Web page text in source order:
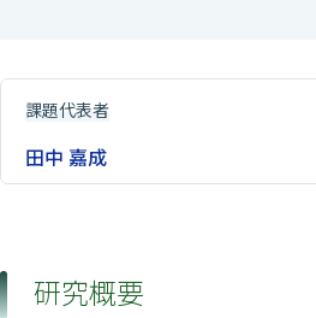
課題代表者
田中 嘉成
研究概要